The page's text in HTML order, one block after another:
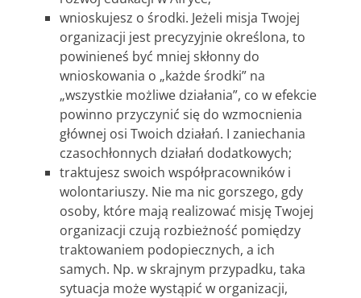
wnioskujesz o środki. Jeżeli misja Twojej
organizacji jest precyzyjnie określona, to
powinieneś być mniej skłonny do
wnioskowania o „każde środki” na
„wszystkie możliwe działania”, co w efekcie
powinno przyczynić się do wzmocnienia
głównej osi Twoich działań. I zaniechania
czasochłonnych działań dodatkowych;
traktujesz swoich współpracowników i
wolontariuszy. Nie ma nic gorszego, gdy
osoby, które mają realizować misję Twojej
organizacji czują rozbieżność pomiędzy
traktowaniem podopiecznych, a ich
samych. Np. w skrajnym przypadku, taka
sytuacja może wystąpić w organizacji,